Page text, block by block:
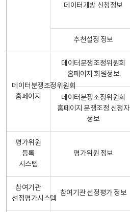
데이터개방 신청정보
추천설정 정보
데이터분쟁조정위원회
홈페이지
데이터분쟁조정위원회
홈페이지 회원정보
데이터분쟁조정위원회
홈페이지 분쟁조정 신청자
정보
평가위원
등록
시스템
평가위원 정보
참여기관
선정평가시스템
참여기관 선정평가 정보